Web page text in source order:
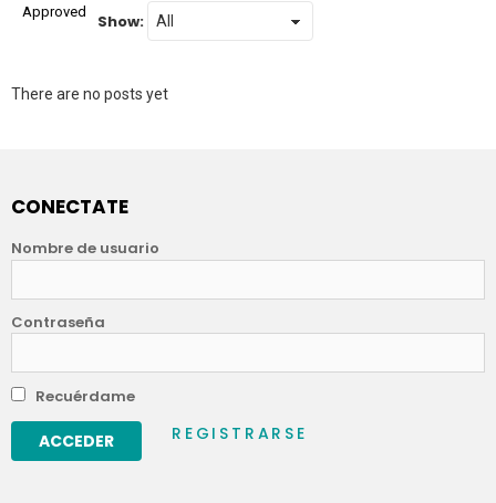
Approved Show:
There are no posts yet
CONECTATE
Nombre de usuario
Contraseña
Recuérdame
REGISTRARSE